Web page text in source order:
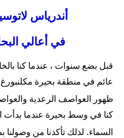
أندرياس
في أعالي
قبل بضع سنوات ، عندما كنا
عائم في منطقة بحيرة
ظهور العواصف الرعدية
كنا في وسط بحيرة عندما
السماء. لذلك تأكدنا من